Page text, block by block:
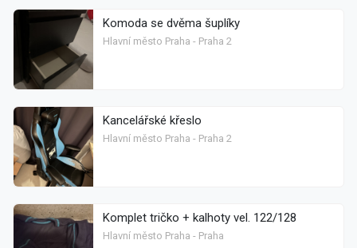
Komoda se dvěma šuplíky
Hlavní město Praha - Praha 2
Kancelářské křeslo
Hlavní město Praha - Praha 2
Komplet tričko + kalhoty vel. 122/128
Hlavní město Praha - Praha